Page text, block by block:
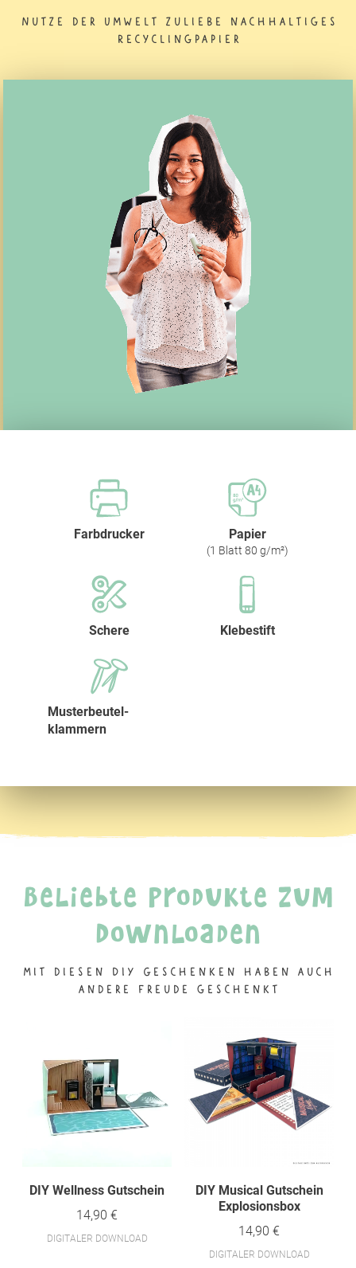
Nutze der Umwelt zuliebe nachhaltiges
Recyclingpapier
Farbdrucker Papier
(1 Blatt 80 g/m²)
Schere Klebestift
Musterbeutel­
klammern
Beliebte Produkte zum
Downloaden
Mit diesen DIY Geschenken haben auch
andere Freude geschenkt
DIY Wellness Gutschein
14,90 €
DIGITALER DOWNLOAD
DIY Musical Gutschein
Explosionsbox
14,90 €
DIGITALER DOWNLOAD